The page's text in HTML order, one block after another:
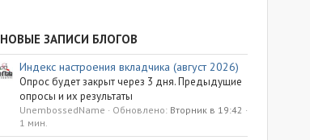
НОВЫЕ ЗАПИСИ БЛОГОВ
Индекс настроения вкладчика (август 2026)
Опрос будет закрыт через 3 дня. Предыдущие
опросы и их результаты
UnembossedName Обновлено: Вторник в 19:42
1 мин.